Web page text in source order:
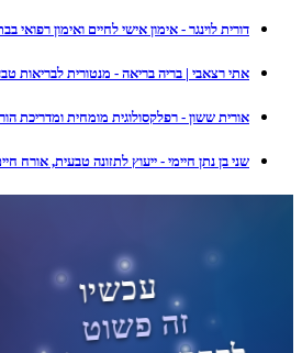
דורית לוינגר - אימון אישי לחיים ואימון רפואי
אתי רצאבי | בריה בריאה - מנטורית לבריאות
אורית ששון - רפלקסולוגית מומחית ומדריכת
שני בן נתן חיימי - ייעוץ לתזונה טבעית, אורח